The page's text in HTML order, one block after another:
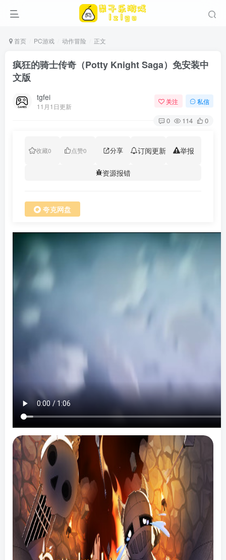
首页 PC游戏 动作冒险 正文
疯狂的骑士传奇（Potty Knight Saga）免安装中
文版
tgfei
11月1日更新
关注 私信
0 114 0
收藏0 点赞0 分享 订阅更新 举报
资源报错
夸克网盘